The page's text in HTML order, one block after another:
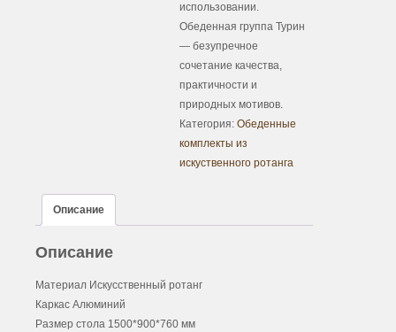
использовании.
Обеденная группа Турин
— безупречное
сочетание качества,
практичности и
природных мотивов.
Категория:Обеденные
комплекты из
искуственного ротанга
Описание
Описание
Материал Искусственный ротанг
Каркас Алюминий
Размер стола 1500*900*760 мм